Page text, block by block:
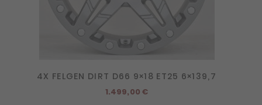
4X FELGEN DIRT D66 9×18 ET25 6×139,7
1.499,00€